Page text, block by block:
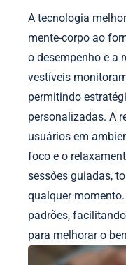
A tecnologia
mente-corpo ao
o desempenho e a
vestíveis
permitindo
personalizadas. A
usuários em
foco e o
sessões guiadas,
qualquer
padrões,
para melhorar o